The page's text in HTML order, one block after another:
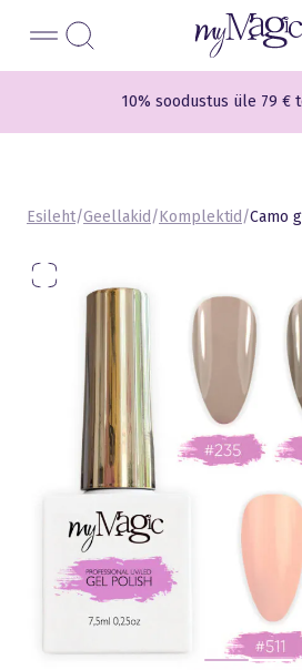
sisu
10% soodustus üle 79 €
Esileht/Geellakid /Komplektid /Camo